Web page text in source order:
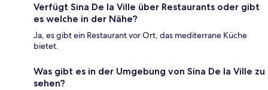
Verfügt Sina De la Ville über Restaurants oder gibt
es welche in der Nähe?
Ja, es gibt ein Restaurant vor Ort, das mediterrane Küche
bietet.
Was gibt es in der Umgebung von Sina De la Ville zu
sehen?